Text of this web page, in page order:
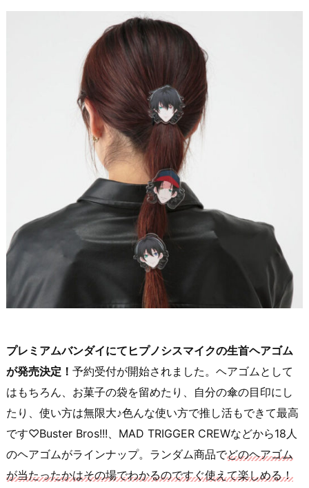
プレミアムバンダイにてヒプノシスマイクの生首ヘアゴム
が発売決定！ 予約受付が開始されました。ヘアゴムとして
はもちろん、お菓子の袋を留めたり、自分の傘の目印にし
たり、使い方は無限大♪色んな使い方で推し活もできて最高
です♡Buster Bros!!!、MAD TRIGGER CREWなどから18人
のヘアゴムがラインナップ。ランダム商品でどのヘアゴム
が当たったかはその場でわかるのですぐ使えて楽しめる！